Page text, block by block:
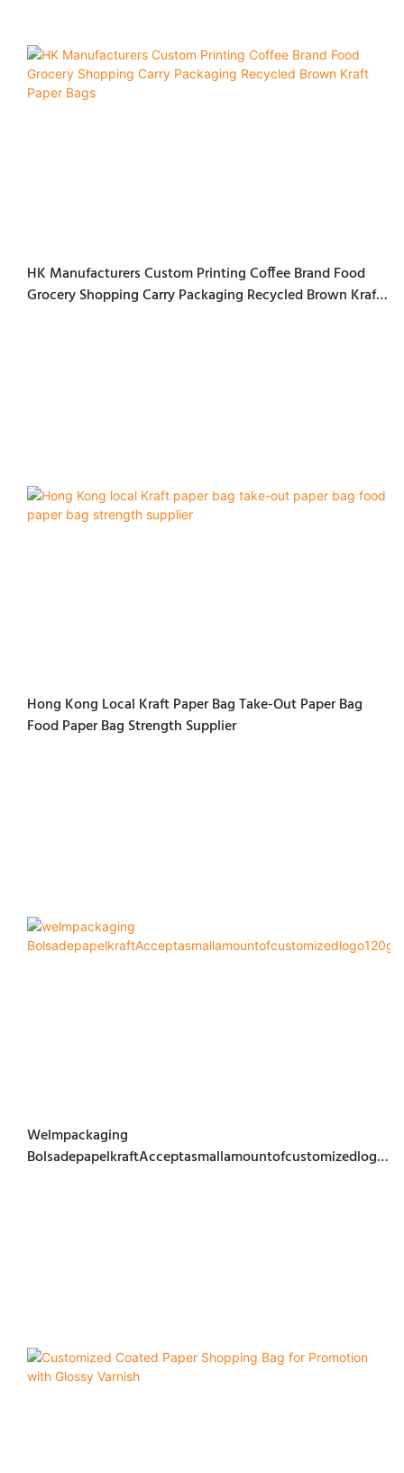
HK Manufacturers Custom Printing Coffee Brand Food
Grocery Shopping Carry Packaging Recycled Brown Kraft
Hong Kong Local Kraft Paper Bag Take-Out Paper Bag
Food Paper Bag Strength Supplier
Welmpackaging
BolsadepapelkraftAcceptasmallamountofcustomizedlogo1